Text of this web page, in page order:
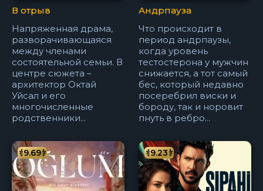
В отрыв
Напряженная драма,
разворачивающаяся
между членами
состоятельной семьи. В
центре сюжета –
архитектор Октай
Уйсал и его
многочисленные
родственники...
Андрпауза
Что происходит в
период андрпаузы,
когда уровень
тестостерона у мужчин
снижается, а тот самый
бес, который недавно
посеребрил виски и
бороду, так и норовит
пнуть в ребро...
9.69 9.23